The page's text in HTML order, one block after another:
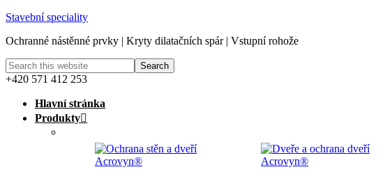
Stavební speciality
Ochranné nástěnné prvky | Kryty dilatačních spár | Vstupní rohože
+420 571 412 253
Hlavní stránka
Produkty